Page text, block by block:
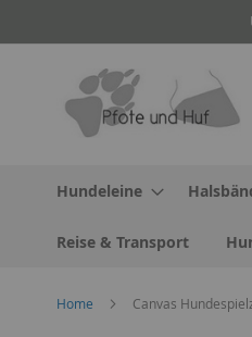
zum
Hundeleine
Reise & Transport
Home Canvas